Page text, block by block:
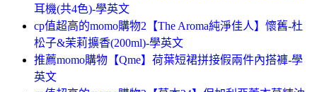
耳機(共4色)-學英文
cp值超高的momo購物2【The Aroma純淨佳人】懷舊-杜
松子&茉莉擴香(200ml)-學英文
推薦momo購物【Qme】荷葉短裙拼接假兩件內搭褲-學
英文